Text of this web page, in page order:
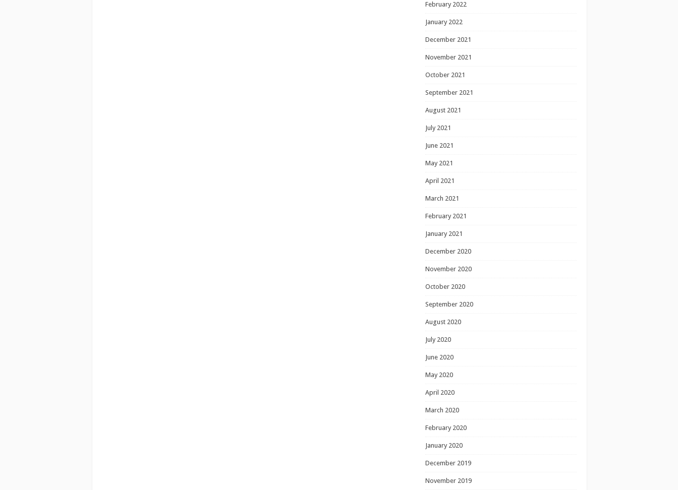
February 2022
January 2022
December 2021
November 2021
October 2021
September 2021
August 2021
July 2021
June 2021
May 2021
April 2021
March 2021
February 2021
January 2021
December 2020
November 2020
October 2020
September 2020
August 2020
July 2020
June 2020
May 2020
April 2020
March 2020
February 2020
January 2020
December 2019
November 2019